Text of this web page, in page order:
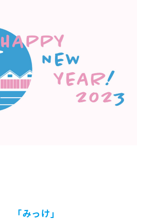
「みっけ」